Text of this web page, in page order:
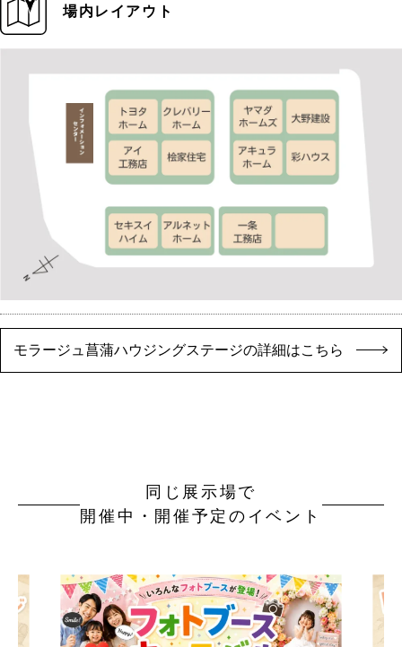
場内レイアウト
モラージュ菖蒲ハウジングステージの詳細はこちら
同じ展示場で
開催中・開催予定のイベント